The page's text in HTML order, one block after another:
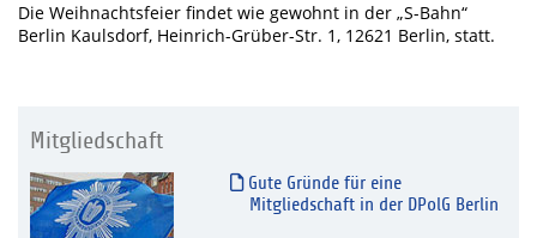
Die Weihnachtsfeier findet wie gewohnt in der „S-Bahn“
Berlin Kaulsdorf, Heinrich-Grüber-Str. 1, 12621 Berlin, statt.
Mitgliedschaft
Gute Gründe für eine
Mitgliedschaft in der DPolG Berlin